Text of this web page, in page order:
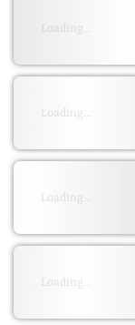
QUI SOMMES
CONTACT
ADHÉRER OU
Loading...
Loading...
Loading...
Loading...